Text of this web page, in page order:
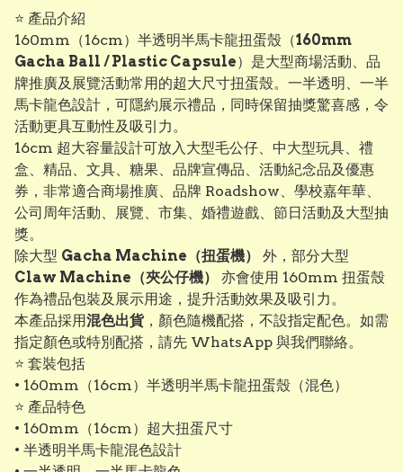
⭐ 產品介紹
160mm（16cm）半透明半馬卡龍扭蛋殼（160mm
Gacha Ball / Plastic Capsule）是大型商場活動、品
牌推廣及展覽活動常用的超大尺寸扭蛋殼。一半透明、一半
馬卡龍色設計，可隱約展示禮品，同時保留抽獎驚喜感，令
活動更具互動性及吸引力。
16cm 超大容量設計可放入大型毛公仔、中大型玩具、禮
盒、精品、文具、糖果、品牌宣傳品、活動紀念品及優惠
券，非常適合商場推廣、品牌 Roadshow、學校嘉年華、
公司周年活動、展覽、市集、婚禮遊戲、節日活動及大型抽
獎。
除大型 Gacha Machine（扭蛋機）
外，部分大型
Claw Machine（夾公仔機）
亦會使用 160mm 扭蛋殼
作為禮品包裝及展示用途，提升活動效果及吸引力。
本產品採用混色出貨，顏色隨機配搭，不設指定配色。如需
指定顏色或特別配搭，請先 WhatsApp 與我們聯絡。
⭐ 套裝包括
• 160mm（16cm）半透明半馬卡龍扭蛋殼（混色）
⭐ 產品特色
• 160mm（16cm）超大扭蛋尺寸
• 半透明半馬卡龍混色設計